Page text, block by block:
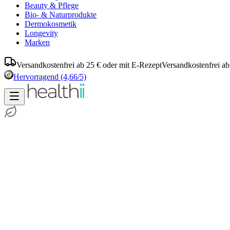
Beauty & Pflege
Bio- & Naturprodukte
Dermokosmetik
Longevity
Marken
Versandkostenfrei ab 25 € oder mit E-RezeptVersandkostenfrei
Hervorragend (4,66/5)